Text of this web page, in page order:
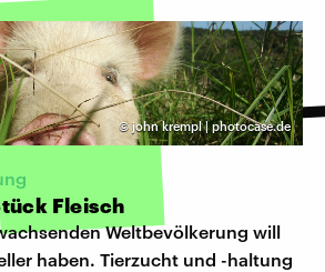
©john krempl | photocase.de
Fleisch
Weltbevölkerung will
haben. Tierzucht und -haltung